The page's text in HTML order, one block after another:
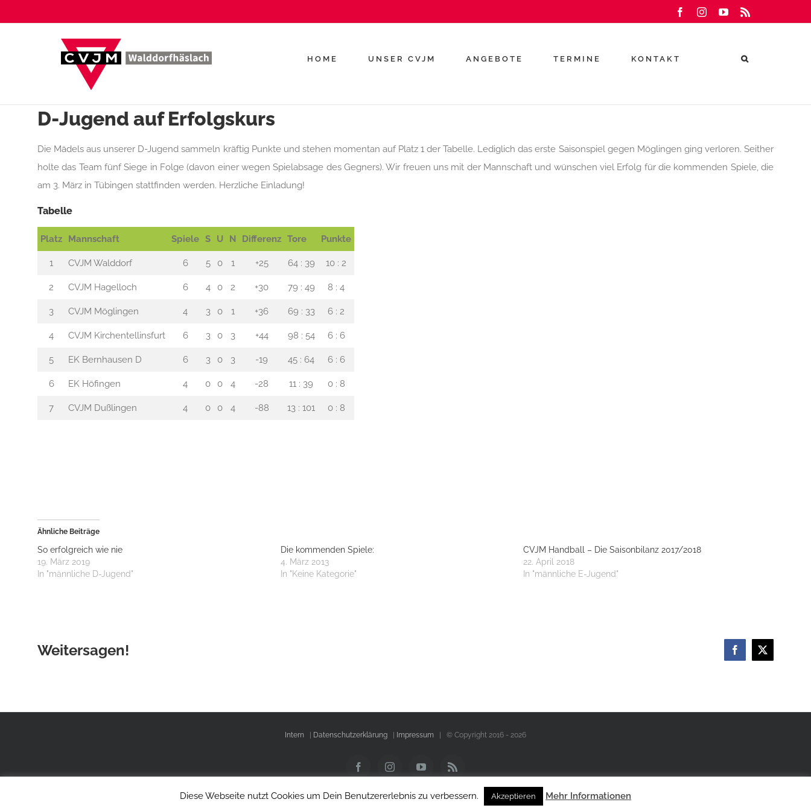
Inhalt
FacebookInstagramYouTube
HOME UNSER CVJM ANGEBOTE TERMINE KONTAKT
D-Jugend auf Erfolgskurs
Die Mädels aus unserer D-Jugend sammeln kräftig Punkte und stehen momentan auf Platz 1 der Tabelle. Lediglich das erste Saisonspiel gegen Möglingen ging verloren. Seither
holte das Team fünf Siege in Folge (davon einer wegen Spielabsage des Gegners). Wir freuen uns mit der Mannschaft und wünschen viel Erfolg für die kommenden Spiele, die
am 3. März in Tübingen stattfinden werden. Herzliche Einladung!
Tabelle
Platz Mannschaft Spiele S U N Differenz Tore Punkte
1 CVJM Walddorf 6 5 0 1 +25 64 : 39 10 : 2
2 CVJM Hagelloch 6 4 0 2 +30 79 : 49 8 : 4
3 CVJM Möglingen 4 3 0 1 +36 69 : 33 6 : 2
4 CVJM Kirchentellinsfurt 6 3 0 3 +44 98 : 54 6 : 6
5 EK Bernhausen D 6 3 0 3 -19 45 : 64 6 : 6
6 EK Höfingen 4 0 0 4 -28 11 : 39 0 : 8
7 CVJM Dußlingen 4 0 0 4 -88 13 : 101 0 : 8
Ähnliche Beiträge
So erfolgreich wie nie
19. März 2019
In "männliche D-Jugend"
Die kommenden Spiele:
4. März 2013
In "Keine Kategorie"
CVJM Handball – Die Saisonbilanz 2017/2018
22. April 2018
In "männliche E-Jugend"
Weitersagen! Facebook
X
Intern Datenschutzerklärung Impressum | © Copyright 2016 - 2026
FacebookInstagramYouTubeRss
Diese Webseite nutzt Cookies um Dein Benutzererlebnis zu verbessern. Akzeptieren Mehr Informationen